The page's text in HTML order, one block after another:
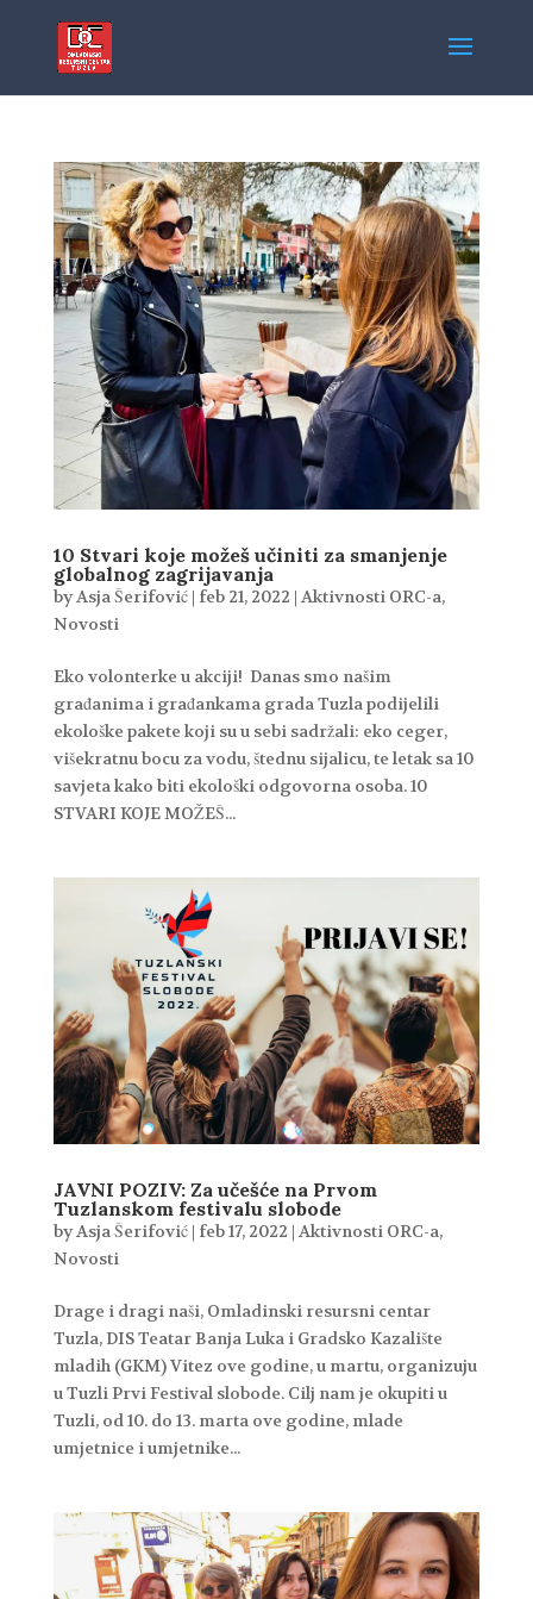
10 Stvari koje možeš učiniti za smanjenje
globalnog zagrijavanja
byAsja Šerifović| feb 21, 2022| Aktivnosti ORC-a,
Novosti
Eko volonterke u akciji! Danas smo našim
građanima i građankama grada Tuzla podijelili
ekološke pakete koji su u sebi sadržali: eko ceger,
višekratnu bocu za vodu, štednu sijalicu, te letak sa 10
savjeta kako biti ekološki odgovorna osoba. 10
STVARI KOJE MOŽEŠ...
JAVNI POZIV: Za učešće na Prvom
Tuzlanskom festivalu slobode
byAsja Šerifović| feb 17, 2022| Aktivnosti ORC-a,
Novosti
Drage i dragi naši, Omladinski resursni centar
Tuzla, DIS Teatar Banja Luka i Gradsko Kazalište
mladih (GKM) Vitez ove godine, u martu, organizuju
u Tuzli Prvi Festival slobode. Cilj nam je okupiti u
Tuzli, od 10. do 13. marta ove godine, mlade
umjetnice i umjetnike...